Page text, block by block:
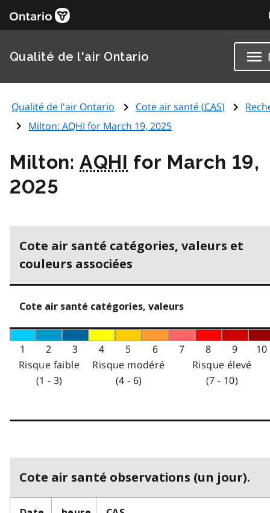
Qualité de l'air Ontario
Qualité de l'air Ontario Cote air santé (CAS)
Milton:AQHI for March 19, 2025
Milton:AQHI for March 19,
2025
Cote air santé catégories, valeurs et
couleurs associées
Cote air santé catégories, valeurs
1 2 3 4 5 6 7 8 9
10
Risque faible
(1 - 3)
Risque modéré
(4 - 6)
Risque élevé
(7 - 10)
Cote air santé observations (un jour).